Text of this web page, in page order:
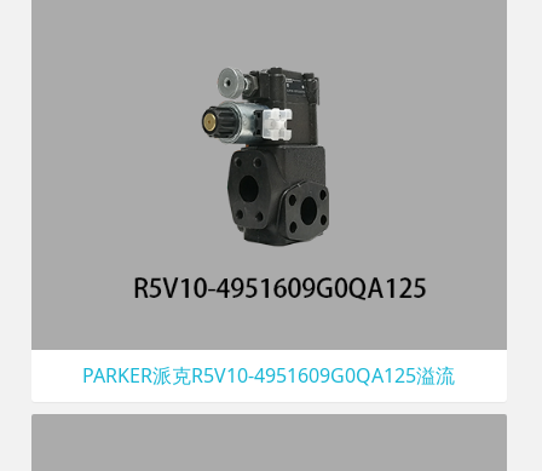
PARKER派克R5V10-4951609G0QA125溢流